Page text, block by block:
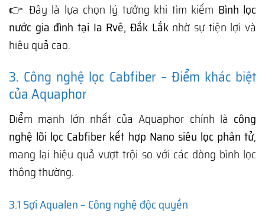
👉 Đây là lựa chọn lý tưởng khi tìm kiếm Bình lọc
nước gia đình tại Ia Rvê, Đắk Lắknhờ sự tiện lợi và
hiệu quả cao.
3. Công nghệ lọc Cabfiber – Điểm khác biệt
của Aquaphor
Điểm mạnh lớn nhất của Aquaphor chính là công
nghệ lõi lọc Cabfiber kết hợp Nano siêu lọc phân tử,
mang lại hiệu quả vượt trội so với các dòng bình lọc
thông thường.
3.1 Sợi Aqualen – Công nghệ độc quyền